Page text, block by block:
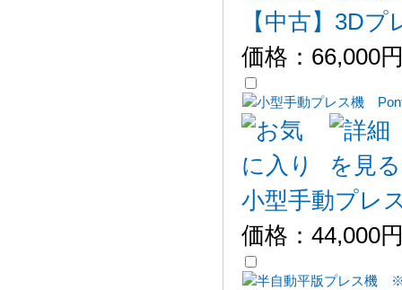
【中古】3D
価格： 66,000
小型手動プレ
価格： 44,000